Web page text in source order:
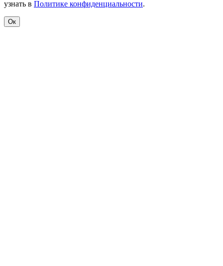
узнать в Политике конфиденциальности.
Ок